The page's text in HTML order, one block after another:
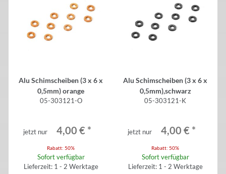
Alu Schimscheiben (3 x 6 x
0,5mm) orange
05-303121-O
jetzt nur 4,00 € *
Rabatt: 50%
Sofort verfügbar
Lieferzeit: 1 - 2 Werktage
Alu Schimscheiben (3 x 6 x
0,5mm),schwarz
05-303121-K
jetzt nur 4,00 € *
Rabatt: 50%
Sofort verfügbar
Lieferzeit: 1 - 2 Werktage